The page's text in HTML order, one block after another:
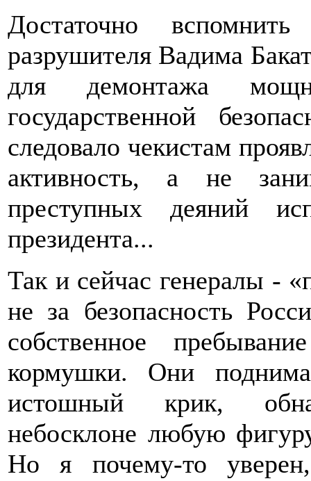
Достаточно
разрушителя Вадима
для демонтажа
государственной
следовало чекистам
активность, а не
преступных деяний
президента...
Так и сейчас генералы -
не за безопасность
собственное
кормушки. Они
истошный крик,
небосклоне любую
Но я почему-то